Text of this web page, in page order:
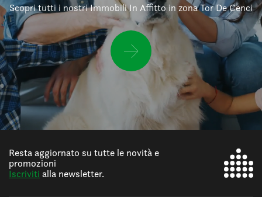
Scopri tutti i nostri Immobili In Affitto in zona Tor De Cenci
Resta aggiornato su tutte le novità e
promozioni
Iscriviti alla newsletter.